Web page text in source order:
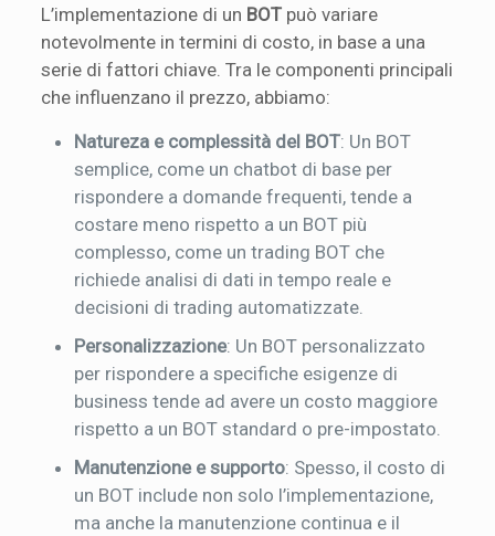
L’implementazione di un BOT può variare
notevolmente in termini di costo, in base a una
serie di fattori chiave. Tra le componenti principali
che influenzano il prezzo, abbiamo:
Natureza e complessità del BOT: Un BOT
semplice, come un chatbot di base per
rispondere a domande frequenti, tende a
costare meno rispetto a un BOT più
complesso, come un trading BOT che
richiede analisi di dati in tempo reale e
decisioni di trading automatizzate.
Personalizzazione: Un BOT personalizzato
per rispondere a specifiche esigenze di
business tende ad avere un costo maggiore
rispetto a un BOT standard o pre-impostato.
Manutenzione e supporto: Spesso, il costo di
un BOT include non solo l’implementazione,
ma anche la manutenzione continua e il